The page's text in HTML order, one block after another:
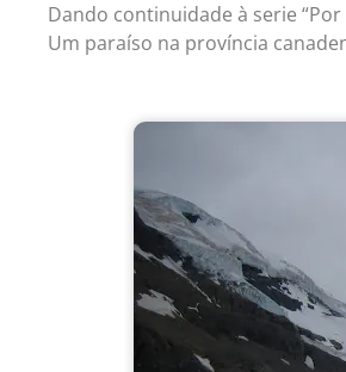
Dando continuidade à serie
Um paraíso na província